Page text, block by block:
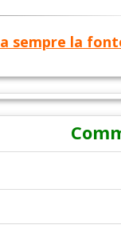
sempre la